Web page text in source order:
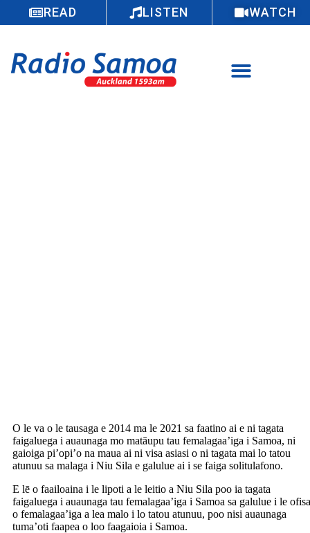
READ LISTEN WATCH
O le va o le tausaga e 2014 ma le 2021 sa faatino ai e ni tagata
faigaluega i auaunaga mo matāupu tau femalagaa’iga i Samoa, ni
gaioiga pi’opi’o na maua ai ni visa asiasi o ni tagata mai lo tatou
atunuu sa malaga i Niu Sila e galulue ai i se faiga solitulafono.
E lē o faailoaina i le lipoti a le leitio a Niu Sila poo ia tagata
faigaluega i auaunaga tau femalagaa’iga i Samoa sa galulue i le ofisa
o femalagaa’iga a lea malo i lo tatou atunuu, poo nisi auaunaga
tuma’oti faapea o loo faagaioia i Samoa.